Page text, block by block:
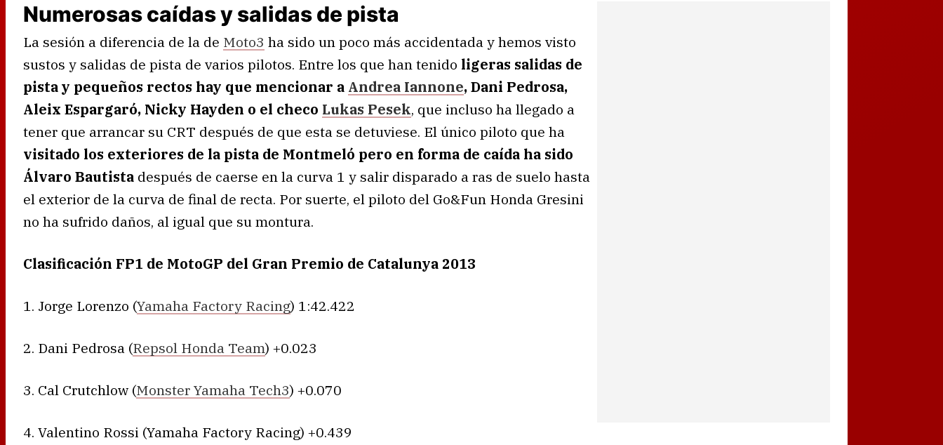
Numerosas caídas y salidas de pista
La sesión a diferencia de la de Moto3 ha sido un poco más accidentada y hemos visto
sustos y salidas de pista de varios pilotos. Entre los que han tenido ligeras salidas de
pista y pequeños rectos hay que mencionar a Andrea Iannone, Dani Pedrosa,
Aleix Espargaró, Nicky Hayden o el checo Lukas Pesek, que incluso ha llegado a
tener que arrancar su CRT después de que esta se detuviese. El único piloto que ha
visitado los exteriores de la pista de Montmeló pero en forma de caída ha sido
Álvaro Bautista después de caerse en la curva 1 y salir disparado a ras de suelo hasta
el exterior de la curva de final de recta. Por suerte, el piloto del Go&Fun Honda Gresini
no ha sufrido daños, al igual que su montura.
Clasificación FP1 de MotoGP del Gran Premio de Catalunya 2013
1. Jorge Lorenzo (Yamaha Factory Racing) 1:42.422
2. Dani Pedrosa (Repsol Honda Team) +0.023
3. Cal Crutchlow (Monster Yamaha Tech3) +0.070
4. Valentino Rossi (Yamaha Factory Racing) +0.439